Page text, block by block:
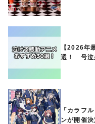
【2026年
選！ 号泣
「カラフ
ンが開催